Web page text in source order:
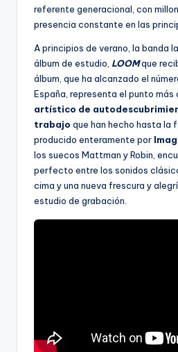
referente generacional, con
presencia constante en las
A principios de verano, la banda
álbum de estudio, LOOMque
álbum, que ha alcanzado el
España, representa el punto más
artístico de
trabajo que han hecho hasta la
producido enteramente por
los suecos Mattman y Robin,
perfecto entre los sonidos
cima y una nueva frescura y
estudio de grabación.